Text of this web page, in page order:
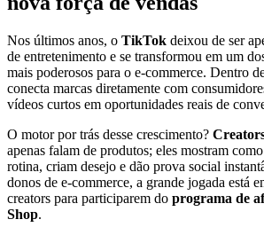
Nos últimos anos, o TikTok deixou de ser
de entretenimento e se transformou em um
mais poderosos para o e-commerce. Dentro
conecta marcas diretamente com
vídeos curtos em oportunidades reais de
O motor por trás desse crescimento?
apenas falam de produtos; eles mostram
rotina, criam desejo e dão prova social
donos de e-commerce, a grande jogada está
creators para participarem do programa de
Shop.